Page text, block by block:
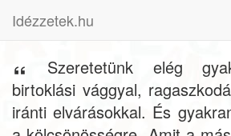
Idézzetek.hu
Szeretetünk elég
birtoklási vággyal,
iránti elvárásokkal. És